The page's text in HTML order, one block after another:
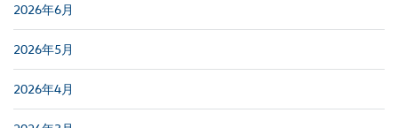
2026年6月
2026年5月
2026年4月